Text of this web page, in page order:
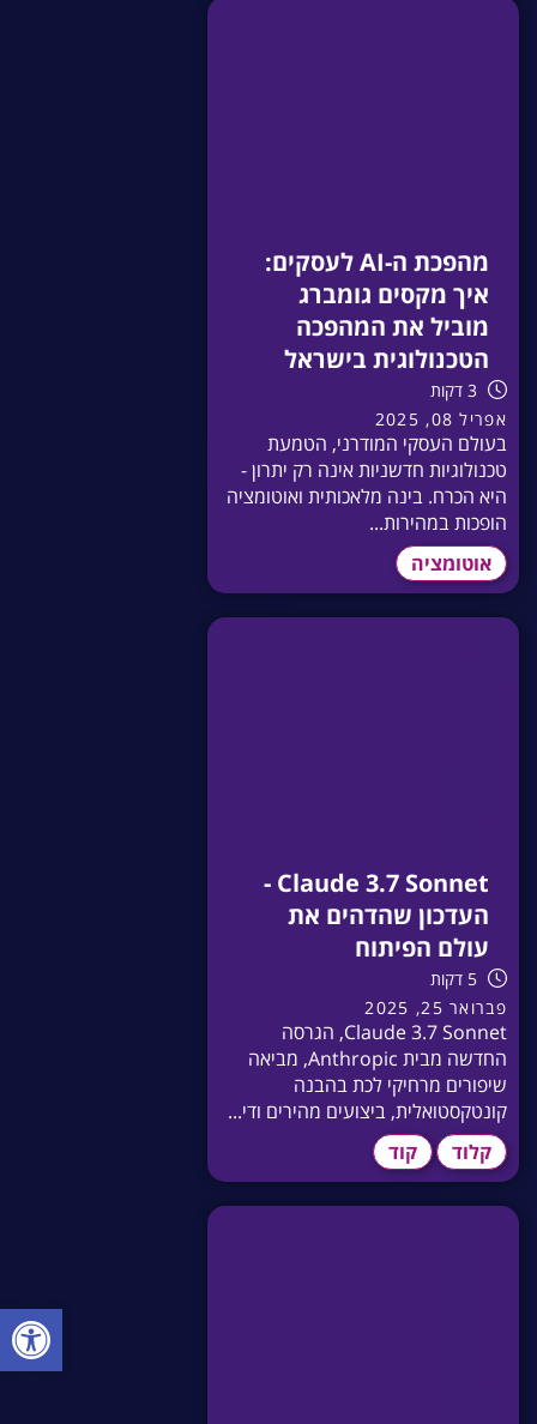
מהפכת ה-AI לעסקים:
איך מקסים גומברג
מוביל את המהפכה
הטכנולוגית בישראל
3 דקות
אפריל 08, 2025
בעולם העסקי המודרני, הטמעת
טכנולוגיות חדשניות אינה רק יתרון -
היא הכרח. בינה מלאכותית ואוטומציה
הופכות במהירות...
אוטומציה
Claude 3.7 Sonnet -
העדכון שהדהים את
עולם הפיתוח
5 דקות
פברואר 25, 2025
Claude 3.7 Sonnet, הגרסה
החדשה מבית Anthropic, מביאה
שיפורים מרחיקי לכת בהבנה
קונטקסטואלית, ביצועים מהירים ודי...
קלוד
קוד
פתח